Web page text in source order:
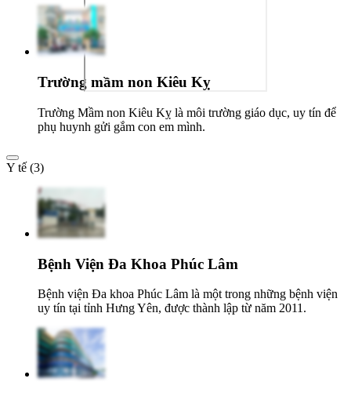
Trường mầm non Kiêu Kỵ
Trường Mầm non Kiêu Kỵ là môi trường giáo dục, uy tín để
phụ huynh gửi gắm con em mình.
Y tế (3)
Bệnh Viện Đa Khoa Phúc Lâm
Bệnh viện Đa khoa Phúc Lâm là một trong những bệnh viện
uy tín tại tỉnh Hưng Yên, được thành lập từ năm 2011.